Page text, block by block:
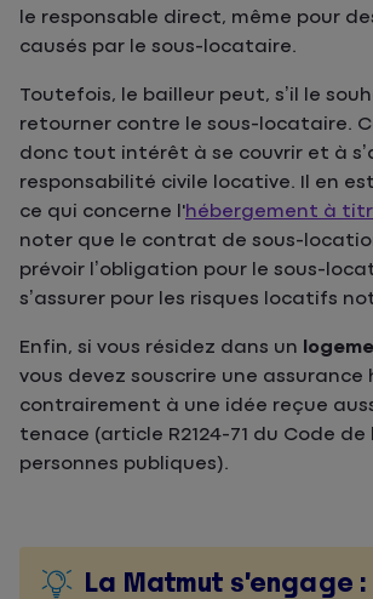
le responsable direct, même pour
causés par le sous-locataire.
Toutefois, le bailleur peut, s’il le
retourner contre le sous-locataire.
donc tout intérêt à se couvrir et à
responsabilité civile locative. Il en
ce qui concerne l'hébergement à
noter que le contrat de sous-
prévoir l’obligation pour le sous-
s’assurer pour les risques locatifs
Enfin, si vous résidez dans un
vous devez souscrire une
contrairement à une idée reçue
tenace (article R2124-71 du Code
personnes publiques).
La Matmut s’engage :